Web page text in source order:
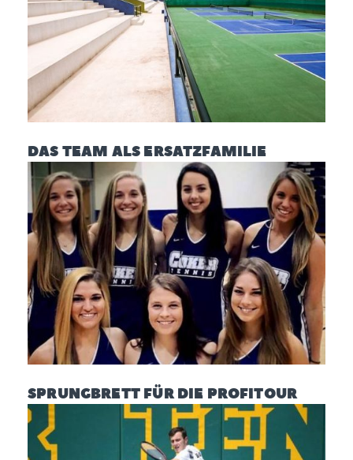
DAS TEAM ALS ERSATZFAMILIE
SPRUNGBRETT FÜR DIE PROFITOUR